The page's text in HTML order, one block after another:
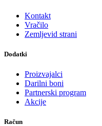
Kontakt
Vračilo
Zemljevid strani
Dodatki
Proizvajalci
Darilni boni
Partnerski program
Akcije
Račun